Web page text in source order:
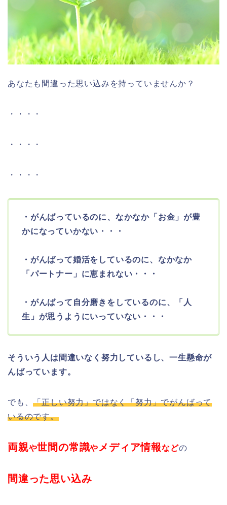
あなたも間違った思い込みを持っていませんか？
・・・・
・・・・
・・・・
・がんばっているのに、なかなか「お金」が豊
かになっていかない・・・
・がんばって婚活をしているのに、なかなか
「パートナー」に恵まれない・・・
・がんばって自分磨きをしているのに、「人
生」が思うようにいっていない・・・
そういう人は間違いなく努力しているし、一生懸命が
んばっています。
でも、「正しい努力」ではなく「努力」でがんばって
いるのです。
両親や世間の常識や メディア情報などの
間違った思い込み